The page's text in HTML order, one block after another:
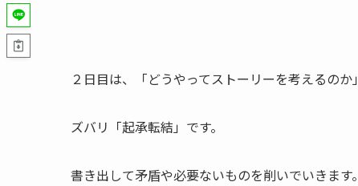
２日目は、「どうやってストーリーを考えるのか」
ズバリ「起承転結」です。
書き出して矛盾や必要ないものを削いでいきます。